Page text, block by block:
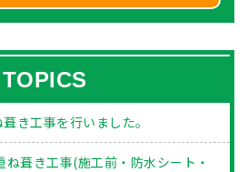
TOPICS
き工事を行いました。
ね葺き工事(施工前・防水シート・